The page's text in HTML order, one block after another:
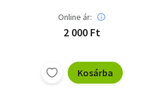
Online ár:
2 000 Ft
Kosárba